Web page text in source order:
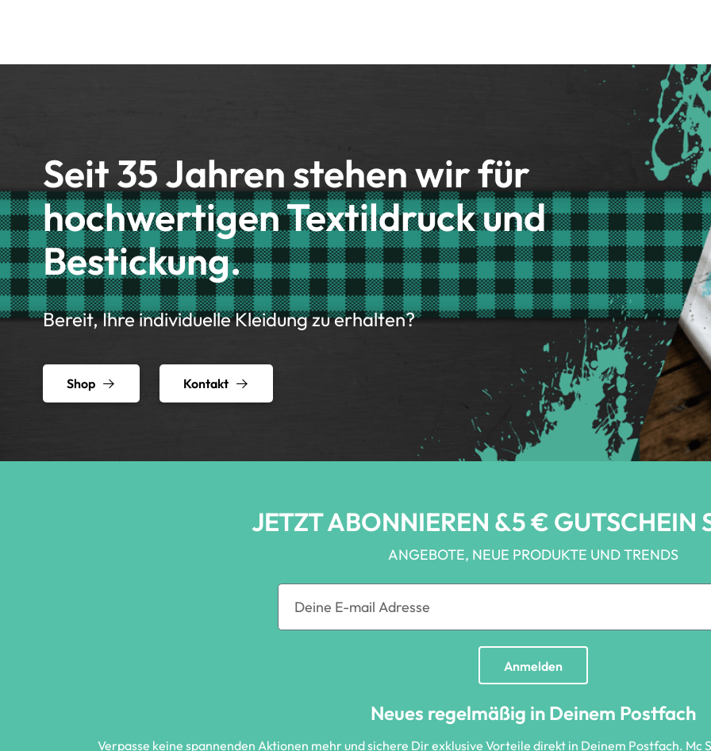
Seit 35 Jahren stehen wir für
hochwertigen Textildruck und
Bestickung.
Bereit, Ihre individuelle Kleidung zu erhalten?
Shop Kontakt
JETZT ABONNIEREN &5 € GUTSCHEIN
ANGEBOTE, NEUE PRODUKTE UND TRENDS
Anmelden
Neues regelmäßig in Deinem Postfach
Verpasse keine spannenden Aktionen mehr und sichere Dir exklusive Vorteile direkt in Deinem Postfach. Mc